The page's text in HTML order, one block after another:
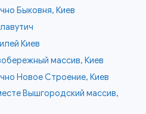
Быковня, Киев
Киев
массив, Киев
Новое Строение, Киев
Вышгородский массив,